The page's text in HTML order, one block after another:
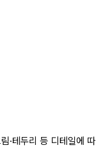
·테두리 등 디테일에 따